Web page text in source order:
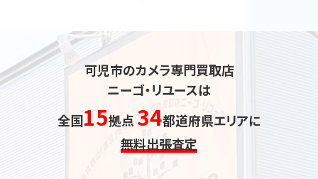
可児市のカメラ専門買取店
ニーゴ・リユースは
全国15拠点 34都道府県エリアに
無料出張査定